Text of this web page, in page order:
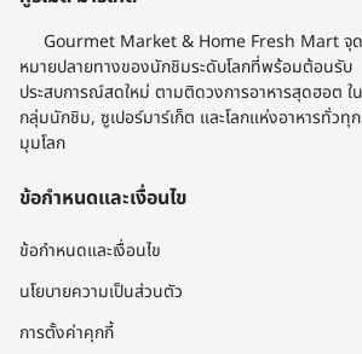
Gourmet Market & Home Fresh Mart จุด
หมายปลายทางของนักชิมระดับโลกที่พร้อมต้อนรับ
ประสบการณ์สดใหม่ ตามติดวงการอาหารสุดฮอต ใน
กลุ่มนักชิม, ซูเปอร์มาร์เก็ต และโลกแห่งอาหารทั่วทุก
มุมโลก​
ข้อกำหนดและเงื่อนไข
ข้อกำหนดและเงื่อนไข
นโยบายความเป็นส่วนตัว
การตั้งค่าคุกกี้